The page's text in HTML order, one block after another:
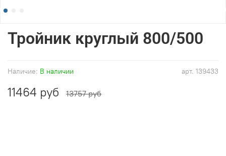
арт. 139433
Наличие: В наличии
Тройник круглый 800/500
11464 руб 13757 руб